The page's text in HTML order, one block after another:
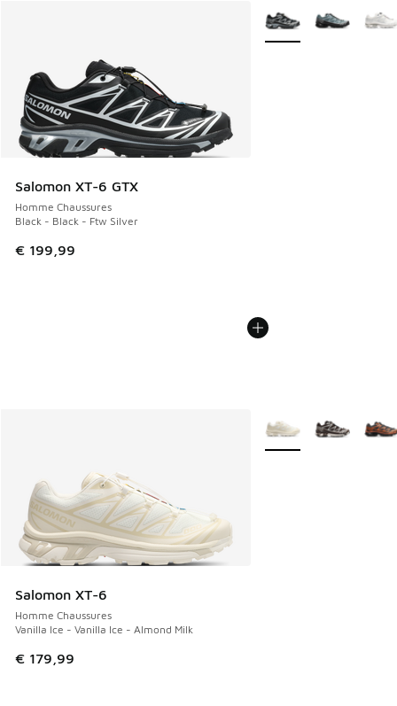
Salomon XT-6 GTX
Homme Chaussures
Black - Black - Ftw Silver
€ 199,99
Plus de couleurs
Salomon XT-6
Homme Chaussures
Vanilla Ice - Vanilla Ice - Almond Milk
€ 179,99
Plus de couleurs